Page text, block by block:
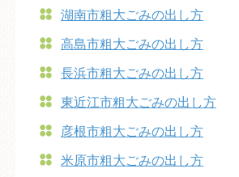
湖南市粗大ごみの出し方
高島市粗大ごみの出し方
長浜市粗大ごみの出し方
東近江市粗大ごみの出し方
彦根市粗大ごみの出し方
米原市粗大ごみの出し方